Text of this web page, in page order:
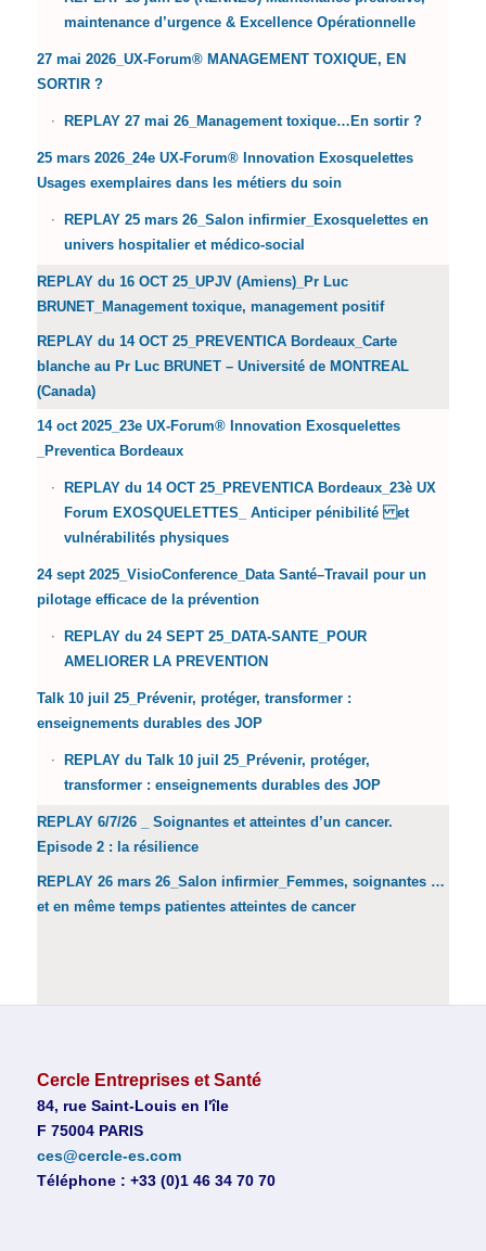
maintenance d’urgence & Excellence Opérationnelle
27 mai 2026_UX-Forum® MANAGEMENT TOXIQUE, EN
SORTIR ?
REPLAY 27 mai 26_Management toxique…En sortir ?
25 mars 2026_24e UX-Forum® Innovation Exosquelettes
Usages exemplaires dans les métiers du soin
REPLAY 25 mars 26_Salon infirmier_Exosquelettes en
univers hospitalier et médico-social
REPLAY du 16 OCT 25_UPJV (Amiens)_Pr Luc
BRUNET_Management toxique, management positif
REPLAY du 14 OCT 25_PREVENTICA Bordeaux_Carte
blanche au Pr Luc BRUNET – Université de MONTREAL
(Canada)
14 oct 2025_23e UX-Forum® Innovation Exosquelettes
_Preventica Bordeaux
REPLAY du 14 OCT 25_PREVENTICA Bordeaux_23è UX
Forum EXOSQUELETTES_ Anticiper pénibilité et
vulnérabilités physiques
24 sept 2025_VisioConference_Data Santé–Travail pour un
pilotage efficace de la prévention
REPLAY du 24 SEPT 25_DATA-SANTE_POUR
AMELIORER LA PREVENTION
Talk 10 juil 25_Prévenir, protéger, transformer :
enseignements durables des JOP
REPLAY du Talk 10 juil 25_Prévenir, protéger,
transformer : enseignements durables des JOP
REPLAY 6/7/26 _ Soignantes et atteintes d’un cancer.
Episode 2 : la résilience
REPLAY 26 mars 26_Salon infirmier_Femmes, soignantes …
et en même temps patientes atteintes de cancer
Cercle Entreprises et Santé
84, rue Saint-Louis en l'île
F 75004 PARIS
ces@cercle-es.com
Téléphone : +33 (0)1 46 34 70 70